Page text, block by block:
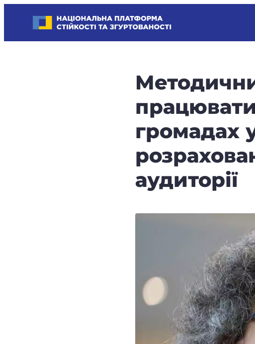
content
Національна платформа стійкості та згуртованості
громадах
аудиторії